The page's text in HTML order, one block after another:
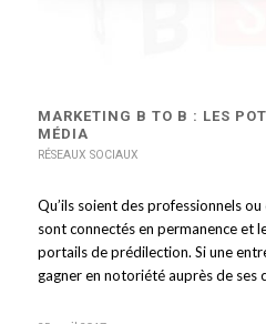
MARKETING B TO B : LES
MÉDIA
RÉSEAUX SOCIAUX
Qu’ils soient des professionnels
sont connectés en permanence et
portails de prédilection. Si une
gagner en notoriété auprès de ses